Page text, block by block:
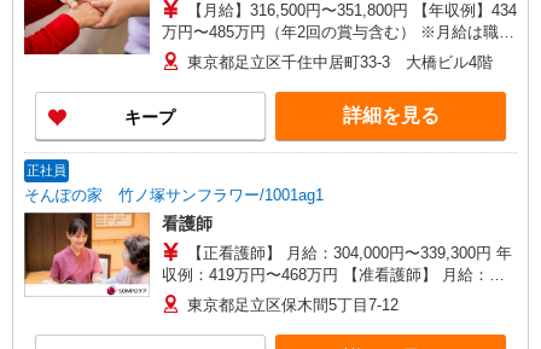
【月給】316,500円〜351,800円 【年収例】434
万円〜485万円（年2回の賞与含む） ※月給は職務
手当、働きがい向上手当等、毎月平均的に支払わ
れる手当を含みます。 ◎月給は経験により異なり
ます。 ◎残業時は別途時間外手当支給（超過1
分〜） ◎賞与 基本給2.08ヶ月分/年支給
東京都足立区千住中居町33-3 大橋ビル4階
キープ 詳細を見る
正社員
そんぽの家 竹ノ塚サンフラワー/1001ag1
看護師
【正看護師】 月給：304,000円〜339,300円 年
収例：419万円〜468万円 【准看護師】 月給：
278,300円〜313,600円 年収例：383万円〜432万円
【賞与】あり（年2回） ※月給は職務手当、働き
がい向上手当、日祝手当（月平均2回分）等、 毎
東京都足立区保木間5丁目7-12